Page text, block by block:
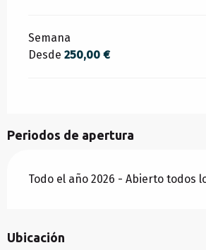
Semana
Desde 250,00 €
Periodos de apertura
Todo el año 2026 - Abierto todos
Ubicación